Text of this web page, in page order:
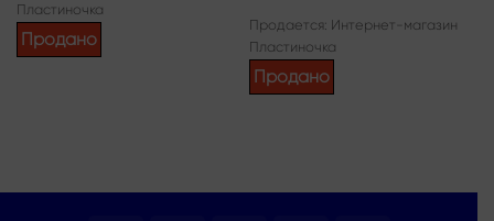
Пластиночка
Продано
Продается: Интернет-магазин
Пластиночка
Продано